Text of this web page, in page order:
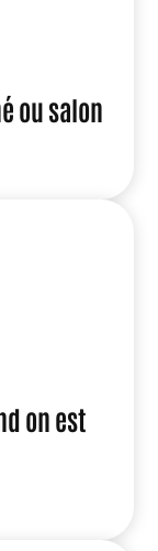
ou salon
on est